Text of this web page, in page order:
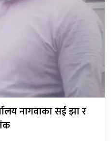
नागवाका सई झा र